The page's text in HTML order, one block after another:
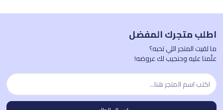
اطلب متجرك المفضل
ما لقيت المتجر اللي تحبه؟
علّمنا عليه وحنجيب لك عروضه!